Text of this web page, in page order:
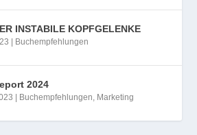
INSTABILE KOPFGELENKE
Buchempfehlungen
2024
Buchempfehlungen, Marketing